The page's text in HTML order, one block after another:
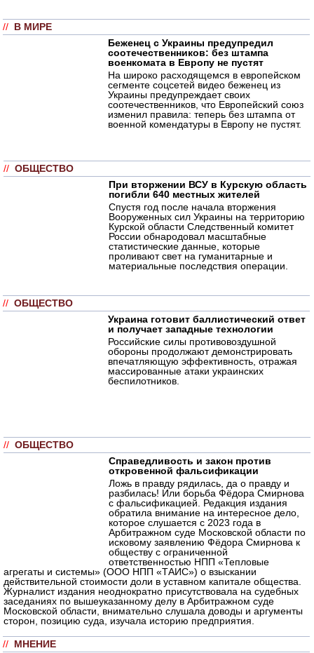
// В МИРЕ
Беженец с Украины предупредил
соотечественников: без штампа
военкомата в Европу не пустят
На широко расходящемся в европейском
сегменте соцсетей видео беженец из
Украины предупреждает своих
соотечественников, что Европейский союз
изменил правила: теперь без штампа от
военной комендатуры в Европу не пустят.
// ОБЩЕСТВО
При вторжении ВСУ в Курскую область
погибли 640 местных жителей
Спустя год после начала вторжения
Вооруженных сил Украины на территорию
Курской области Следственный комитет
России обнародовал масштабные
статистические данные, которые
проливают свет на гуманитарные и
материальные последствия операции.
// ОБЩЕСТВО
Украина готовит баллистический ответ
и получает западные технологии
Российские силы противовоздушной
обороны продолжают демонстрировать
впечатляющую эффективность, отражая
массированные атаки украинских
беспилотников.
// ОБЩЕСТВО
Справедливость и закон против
откровенной фальсификации
Ложь в правду рядилась, да о правду и
разбилась! Или борьба Фёдора Смирнова
с фальсификацией. Редакция издания
обратила внимание на интересное дело,
которое слушается с 2023 года в
Арбитражном суде Московской области по
исковому заявлению Фёдора Смирнова к
обществу с ограниченной
ответственностью НПП «Тепловые
агрегаты и системы» (ООО НПП «ТАИС») о взыскании
действительной стоимости доли в уставном капитале общества.
Журналист издания неоднократно присутствовала на судебных
заседаниях по вышеуказанному делу в Арбитражном суде
Московской области, внимательно слушала доводы и аргументы
сторон, позицию суда, изучала историю предприятия.
// МНЕНИЕ